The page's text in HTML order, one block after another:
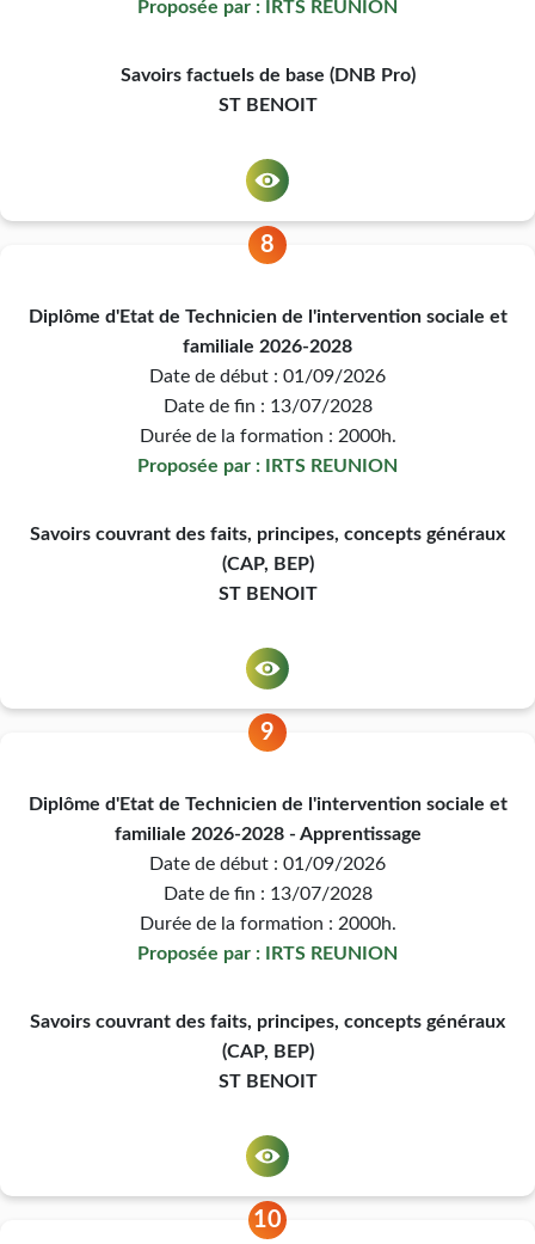
Proposée par : IRTS REUNION
Savoirs factuels de base (DNB Pro)
ST BENOIT
8
Diplôme d'Etat de Technicien de l'intervention sociale et
familiale 2026-2028
Date de début : 01/09/2026
Date de fin : 13/07/2028
Durée de la formation : 2000h.
Proposée par : IRTS REUNION
Savoirs couvrant des faits, principes, concepts généraux
(CAP, BEP)
ST BENOIT
9
Diplôme d'Etat de Technicien de l'intervention sociale et
familiale 2026-2028 - Apprentissage
Date de début : 01/09/2026
Date de fin : 13/07/2028
Durée de la formation : 2000h.
Proposée par : IRTS REUNION
Savoirs couvrant des faits, principes, concepts généraux
(CAP, BEP)
ST BENOIT
10